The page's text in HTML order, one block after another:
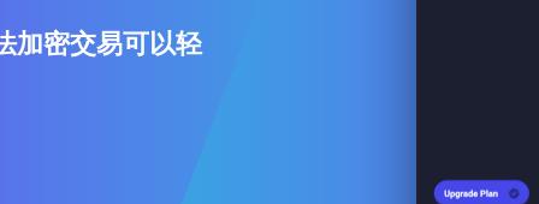
加密交易可以轻